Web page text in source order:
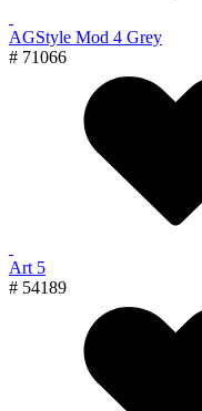
AGStyle Mod 4 Grey
# 71066
Art 5
# 54189